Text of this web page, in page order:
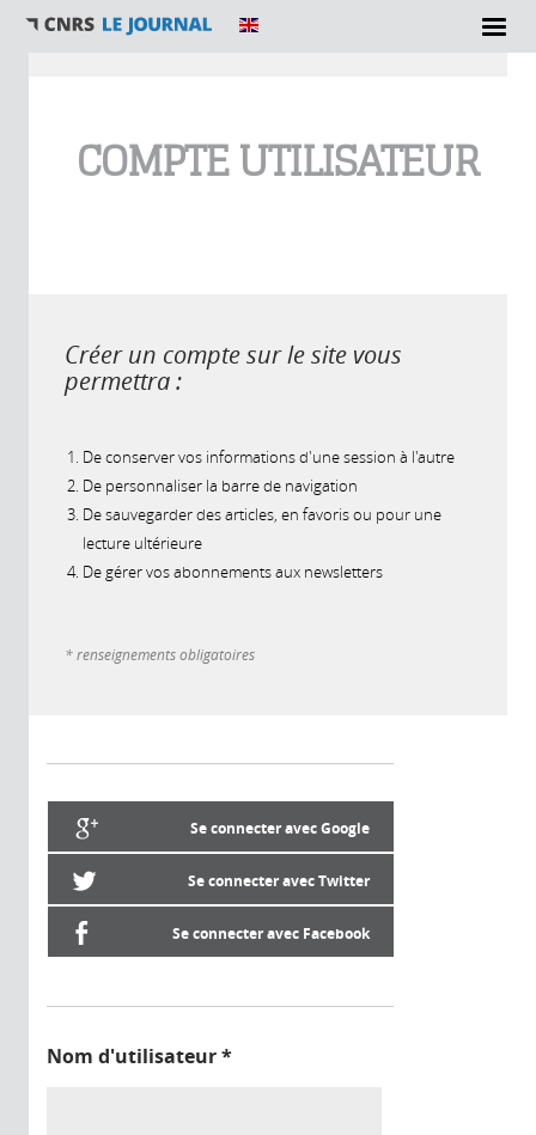
COMPTE UTILISATEUR
Créer un compte sur le site vous
permettra :
De conserver vos informations d'une session à l'autre
De personnaliser la barre de navigation
De sauvegarder des articles, en favoris ou pour une
lecture ultérieure
De gérer vos abonnements aux newsletters
* renseignements obligatoires
Se connecter avec Google
Se connecter avec Twitter
Se connecter avec Facebook
Nom d'utilisateur*